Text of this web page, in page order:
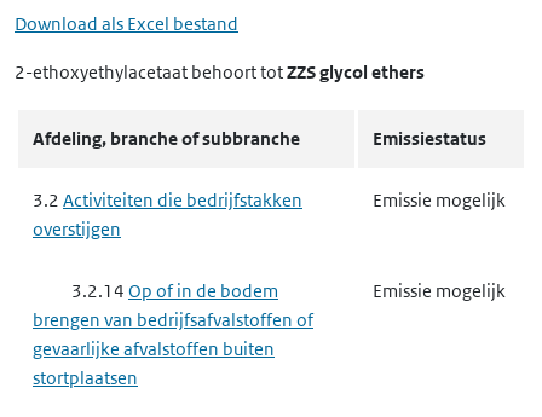
Download als Excel bestand
2-ethoxyethylacetaat behoort totZZS glycol ethers
Afdeling, branche of subbranche Emissiestatus
3.2 Activiteiten die bedrijfstakken
overstijgen
Emissie mogelijk
3.2.14 Op of in de bodem
brengen van bedrijfsafvalstoffen of
gevaarlijke afvalstoffen buiten
stortplaatsen
Emissie mogelijk